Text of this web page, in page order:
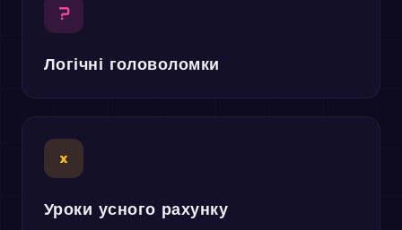
?
Логічні головоломки
×
Уроки усного рахунку